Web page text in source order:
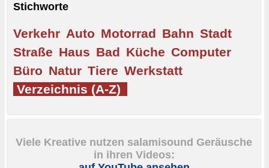
Stichworte
Verkehr Auto Motorrad Bahn Stadt
Straße Haus Bad Küche Computer
Büro Natur Tiere Werkstatt
Verzeichnis (A-Z)
Viele Kreative nutzen salamisound Geräusche
in ihren Videos: